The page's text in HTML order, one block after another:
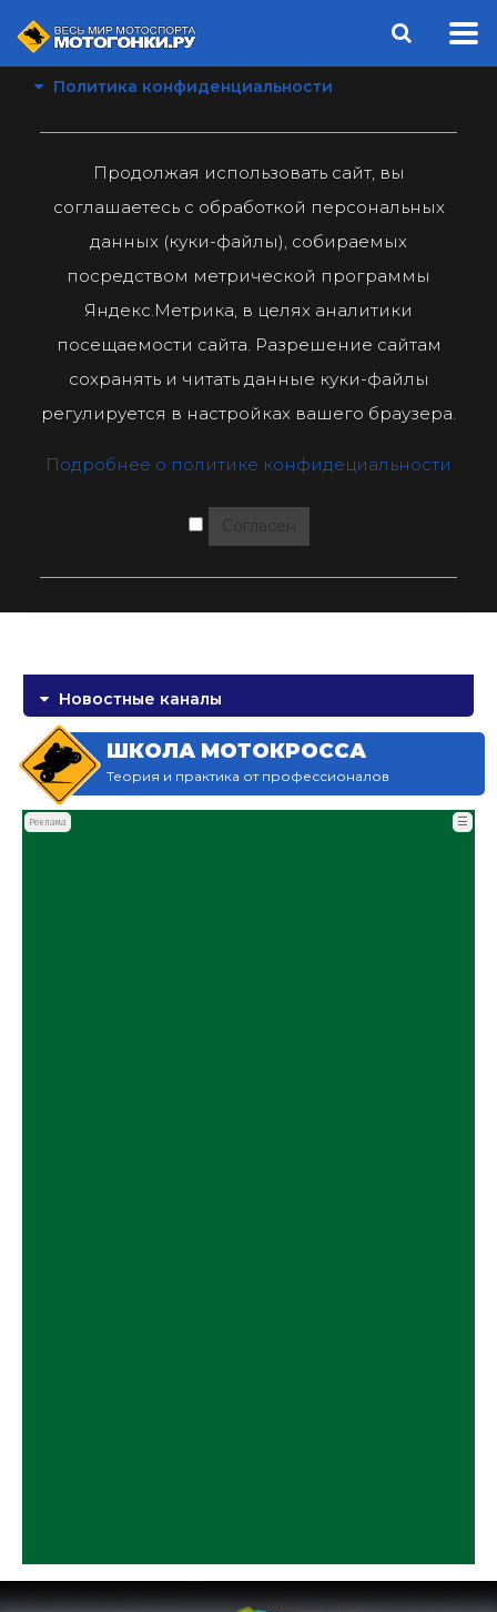
Политика конфиденциальности
Продолжая использовать сайт, вы
соглашаетесь с обработкой персональных
данных (куки-файлы), собираемых
посредством метрической программы
Яндекс.Метрика, в целях аналитики
посещаемости сайта. Разрешение сайтам
сохранять и читать данные куки-файлы
регулируется в настройках вашего браузера.
Подробнее о политике конфидециальности
Согласен
Новостные каналы
ШКОЛА МОТОКРОССА
Теория и практика от профессионалов
Реклама ☰